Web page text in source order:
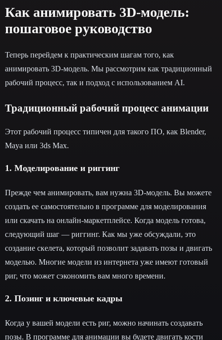
Как анимировать 3D-модель:
пошаговое руководство
Теперь перейдем к практическим шагам того, как
анимировать 3D-модель. Мы рассмотрим как традиционный
рабочий процесс, так и подход с использованием AI.
Традиционный рабочий процесс анимации
Этот рабочий процесс типичен для такого ПО, как Blender,
Maya или 3ds Max.
1. Моделирование и риггинг
Прежде чем анимировать, вам нужна 3D-модель. Вы можете
создать ее самостоятельно в программе для моделирования
или скачать на онлайн-маркетплейсе. Когда модель готова,
следующий шаг — риггинг. Как мы уже обсуждали, это
создание скелета, который позволит задавать позы и двигать
моделью. Многие модели из интернета уже имеют готовый
риг, что может сэкономить вам много времени.
2. Позинг и ключевые кадры
Когда у вашей модели есть риг, можно начинать создавать
позы. В программе для анимации вы будете двигать кости